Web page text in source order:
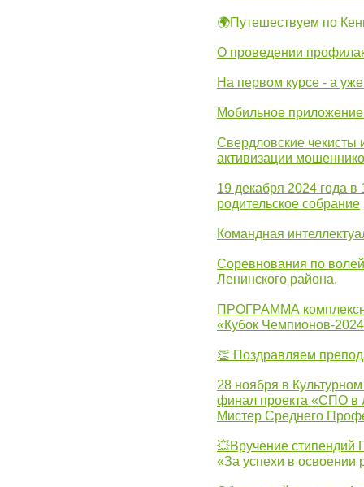
🌍Путешествуем по
О проведении
На первом курсе - а
Мобильное
Свердловские
активизации
19 декабря 2024 года
родительское собрание
Командная
Соревнования по
Ленинского района.
ПРОГРАММА
«Кубок Чемпионов-
👏 Поздравляем
28 ноября в
финал проекта «СПО в
Мистер Среднего
💥Вручение стипендий
«За успехи в освоении